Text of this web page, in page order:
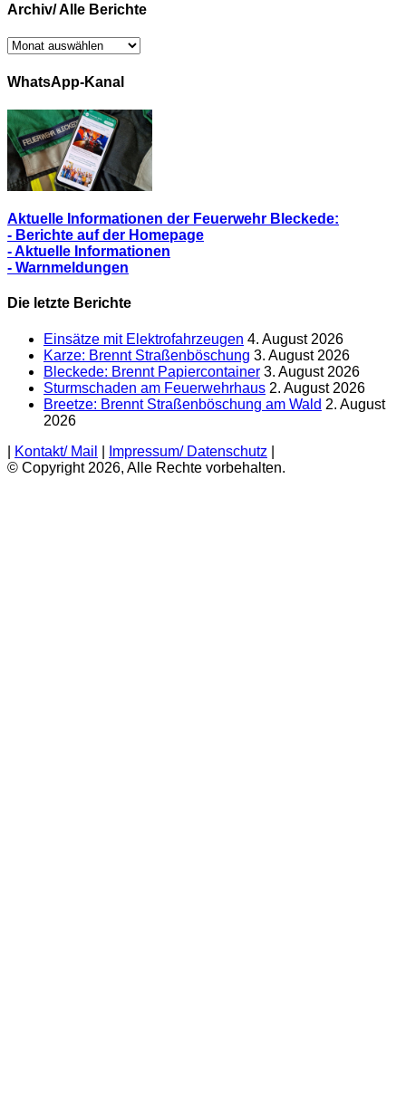
Archiv/ Alle Berichte
Archiv/
Berichte
WhatsApp-Kanal
Aktuelle Informationen der Feuerwehr Bleckede:
- Berichte auf der Homepage
- Aktuelle Informationen
- Warnmeldungen
Die letzte Berichte
Einsätze mit Elektrofahrzeugen 4. August 2026
Karze: Brennt Straßenböschung 3. August 2026
Bleckede: Brennt Papiercontainer 3. August 2026
Sturmschaden am Feuerwehrhaus 2. August 2026
Breetze: Brennt Straßenböschung am Wald 2. August
2026
Kontakt/ Mail Impressum/ Datenschutz
© Copyright 2026, Alle Rechte vorbehalten.